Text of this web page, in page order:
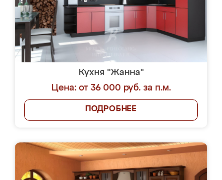
Кухня "Жанна"
Цена: от 36 000 руб. за п.м.
ПОДРОБНЕЕ